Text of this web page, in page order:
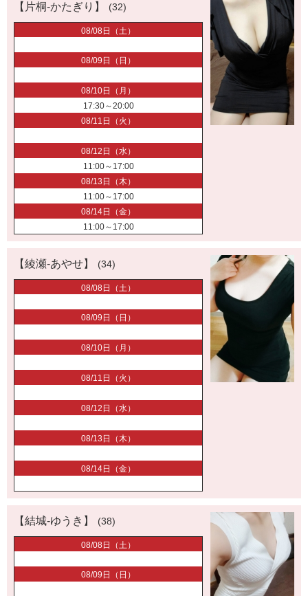
【片桐-かたぎり】 (32)
08/08日（土）
08/09日（日）
08/10日（月）
17:30～20:00
08/11日（火）
08/12日（水）
11:00～17:00
08/13日（木）
11:00～17:00
08/14日（金）
11:00～17:00
【綾瀬-あやせ】 (34)
08/08日（土）
08/09日（日）
08/10日（月）
08/11日（火）
08/12日（水）
08/13日（木）
08/14日（金）
【結城-ゆうき】 (38)
08/08日（土）
08/09日（日）